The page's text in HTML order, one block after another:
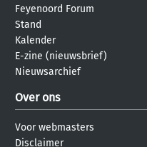
Feyenoord Forum
Stand
Kalender
E-zine (nieuwsbrief)
Nieuwsarchief
Over ons
Voor webmasters
Disclaimer